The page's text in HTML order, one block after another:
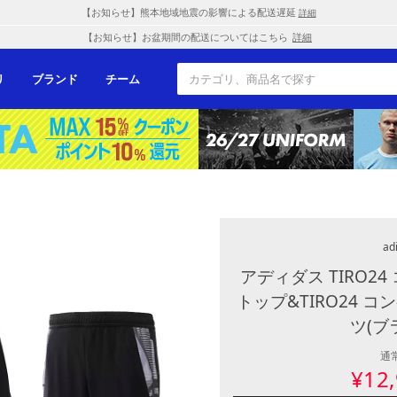
【お知らせ】熊本地域地震の影響による配送遅延 詳細
【お知らせ】お盆期間の配送についてはこちら 詳細
ブランド チーム
アディダス TIRO24
トップ&TIRO24 コ
ツ(ブ
通
¥